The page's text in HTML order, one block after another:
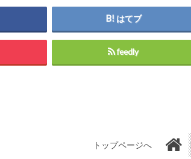
はてブ
feedly
トップページへ